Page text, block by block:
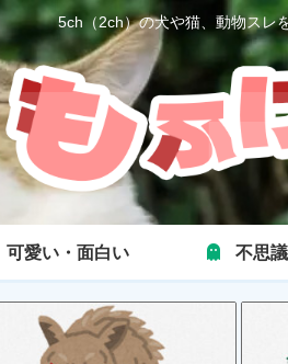
5ch（2ch）の犬や猫、動物スレ
可愛い・面白い 不思